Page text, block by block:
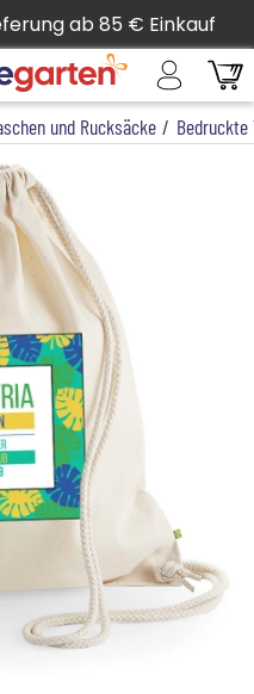
ab 85 € Einkauf
und Rucksäcke / Bedruckte